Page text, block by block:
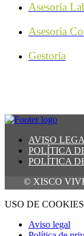
Asesoría
Asesoría
Gestoría
AVISO
POLÍTICA
POLÍTICA
© XISCO VIVES I
USO DE COOKIES
Aviso legal